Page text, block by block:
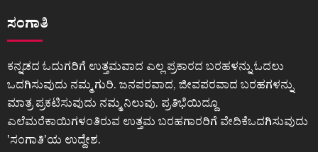
ಸಂಗಾತಿ
ಕನ್ನಡದ ಓದುಗರಿಗೆ ಉತ್ತಮವಾದ ಎಲ್ಲ ಪ್ರಕಾರದ ಬರಹಳನ್ನು ಓದಲು
ಒದಗಿಸುವುದು ನಮ್ಮ ಗುರಿ. ಜನಪರವಾದ, ಜೀವಪರವಾದ ಬರಹಗಳನ್ನು
ಮಾತ್ರ ಪ್ರಕಟಿಸುವುದು ನಮ್ಮ ನಿಲುವು. ಪ್ರತಿಭೆಯಿದ್ದೂ
ಎಲೆಮರೆಕಾಯಿಗಳಂತಿರುವ ಉತ್ತಮ ಬರಹಗಾರರಿಗೆ ವೇದಿಕೆಒದಗಿಸುವುದು
ʼಸಂಗಾತಿʼಯ ಉದ್ದೇಶ.